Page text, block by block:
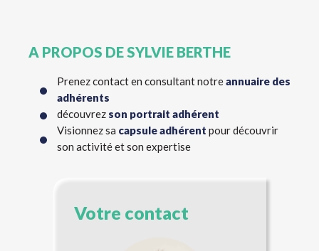
A PROPOS DE SYLVIE BERTHE
Prenez contact en consultant notreannuaire des
adhérents
découvrez son portrait adhérent
Visionnez sa capsule adhérent pour découvrir
son activité et son expertise
Votre contact